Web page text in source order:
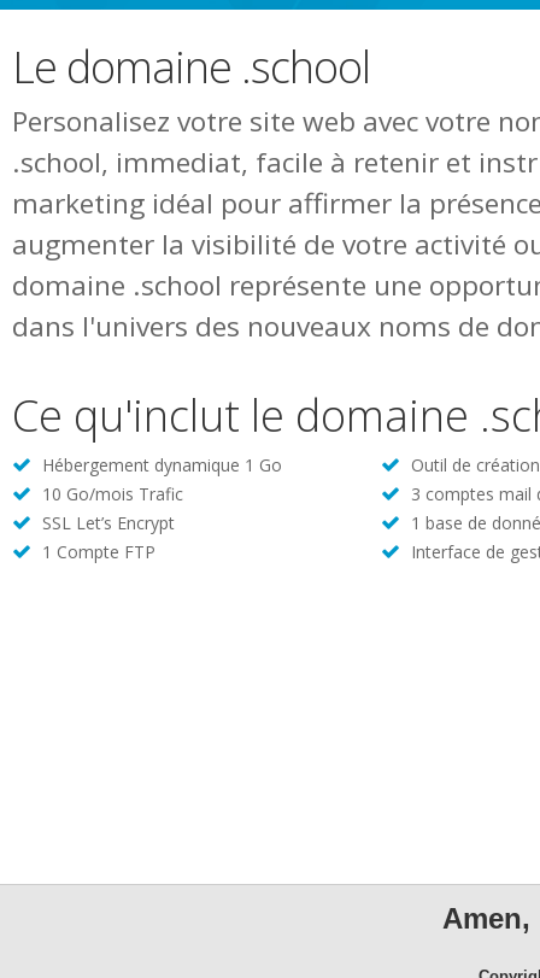
Le domaine .school
Personalisez votre site web avec votre
.school, immediat, facile à retenir et
marketing idéal pour affirmer la
augmenter la visibilité de votre activité
domaine .school représente une
dans l'univers des nouveaux noms de
Ce qu'inclut le domaine
Hébergement dynamique 1 Go
Outil de
10 Go/mois Trafic
3 comptes mail
SSL Let’s Encrypt
1 base de
1 Compte FTP
Interface de